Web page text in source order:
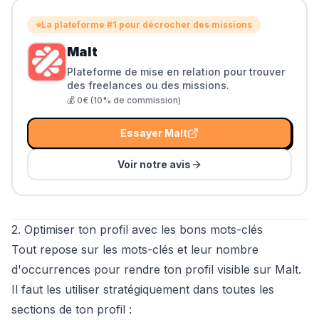
⭐La plateforme #1 pour décrocher des missions
Malt
Plateforme de mise en relation pour trouver
des freelances ou des missions.
💰 0€ (10% de commission)
Essayer Malt
Voir notre avis
2. Optimiser ton profil avec les bons mots-clés
Tout repose sur les mots-clés et leur nombre
d'occurrences pour rendre ton profil visible sur Malt.
Il faut les utiliser stratégiquement dans toutes les
sections de ton profil :